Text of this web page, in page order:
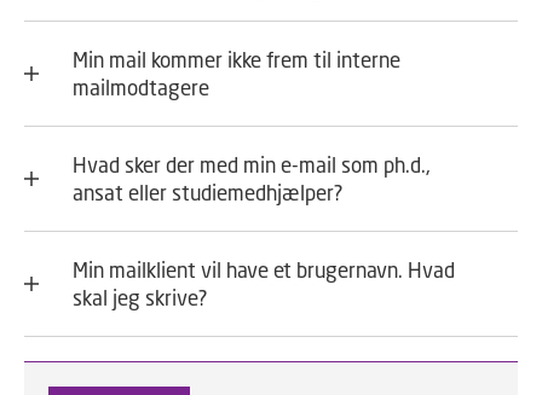
Min mail kommer ikke frem til interne
mailmodtagere
Hvad sker der med min e-mail som ph.d.,
ansat eller studiemedhjælper?
Min mailklient vil have et brugernavn. Hvad
skal jeg skrive?